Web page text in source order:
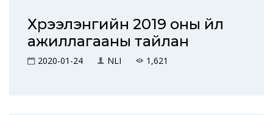
Хүрээлэнгийн 2019 оны үйл
ажиллагааны тайлан
2020-01-24 NLI 1,621